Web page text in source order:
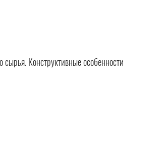
Конструктивные особенности